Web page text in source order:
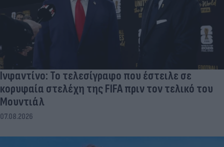
Ινφαντίνο: Το τελεσίγραφο που έστειλε σε
κορυφαία στελέχη της FIFA πριν τον τελικό του
Μουντιάλ
07.08.2026